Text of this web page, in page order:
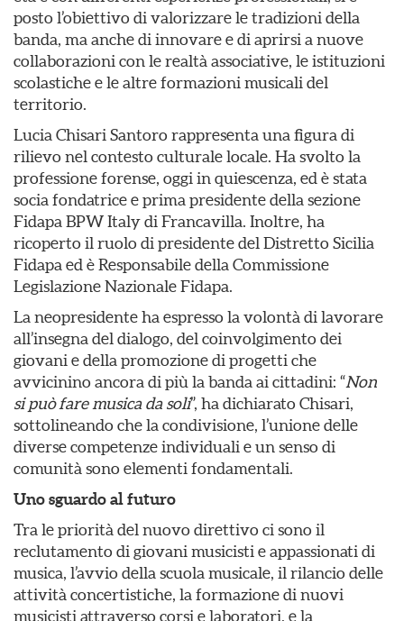
posto l’obiettivo di valorizzare le tradizioni della
banda, ma anche di innovare e di aprirsi a nuove
collaborazioni con le realtà associative, le istituzioni
scolastiche e le altre formazioni musicali del
territorio.
Lucia Chisari Santoro rappresenta una figura di
rilievo nel contesto culturale locale. Ha svolto la
professione forense, oggi in quiescenza, ed è stata
socia fondatrice e prima presidente della sezione
Fidapa BPW Italy di Francavilla. Inoltre, ha
ricoperto il ruolo di presidente del Distretto Sicilia
Fidapa ed è Responsabile della Commissione
Legislazione Nazionale Fidapa.
La neopresidente ha espresso la volontà di lavorare
all’insegna del dialogo, del coinvolgimento dei
giovani e della promozione di progetti che
avvicinino ancora di più la banda ai cittadini: “Non
si può fare musica da soli”, ha dichiarato Chisari,
sottolineando che la condivisione, l’unione delle
diverse competenze individuali e un senso di
comunità sono elementi fondamentali.
Uno sguardo al futuro
Tra le priorità del nuovo direttivo ci sono il
reclutamento di giovani musicisti e appassionati di
musica, l’avvio della scuola musicale, il rilancio delle
attività concertistiche, la formazione di nuovi
musicisti attraverso corsi e laboratori, e la